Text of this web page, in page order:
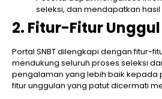
seleksi, dan mendapatkan
2. Fitur-Fitur Unggul
Portal SNBT dilengkapi dengan fitur-
mendukung seluruh proses seleksi
pengalaman yang lebih baik kepada
fitur unggulan yang patut dicermati